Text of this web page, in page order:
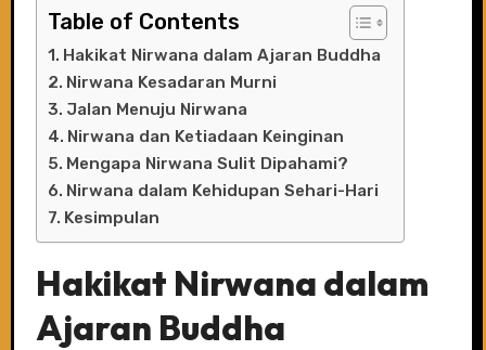
Table of Contents
Hakikat Nirwana dalam Ajaran Buddha
Nirwana Kesadaran Murni
Jalan Menuju Nirwana
Nirwana dan Ketiadaan Keinginan
Mengapa Nirwana Sulit Dipahami?
Nirwana dalam Kehidupan Sehari-Hari
Kesimpulan
Hakikat Nirwana dalam
Ajaran Buddha